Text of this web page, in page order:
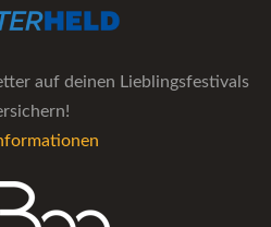
auf deinen Lieblingsfestivals